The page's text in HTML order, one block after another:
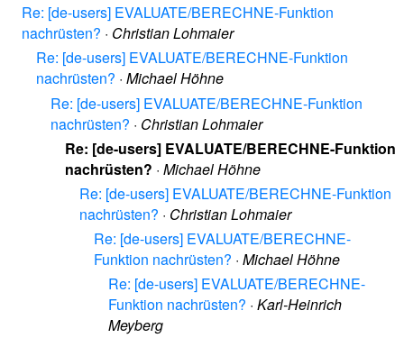
Re: [de-users] EVALUATE/BERECHNE-Funktion
nachrüsten? · Christian Lohmaier
Re: [de-users] EVALUATE/BERECHNE-Funktion
nachrüsten? · Michael Höhne
Re: [de-users] EVALUATE/BERECHNE-Funktion
nachrüsten? · Christian Lohmaier
Re: [de-users] EVALUATE/BERECHNE-Funktion
nachrüsten? · Michael Höhne
Re: [de-users] EVALUATE/BERECHNE-Funktion
nachrüsten? · Christian Lohmaier
Re: [de-users] EVALUATE/BERECHNE-
Funktion nachrüsten? · Michael Höhne
Re: [de-users] EVALUATE/BERECHNE-
Funktion nachrüsten? · Karl-Heinrich
Meyberg